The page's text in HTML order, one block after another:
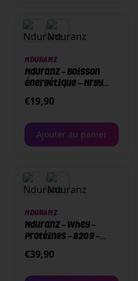
NDURANZ
Nduranz - Boisson
énergétique – Nrgy
Cola
€19,90
Ajouter au panier
NDURANZ
Nduranz - Whey -
Protéines - 820 g -
€39,90